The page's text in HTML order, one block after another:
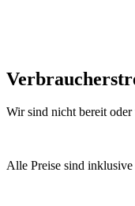
Wir sind nicht bereit
Alle Preise sind inklusive